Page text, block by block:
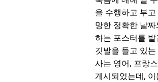
을 수행하고 부
망한 정확한 날
하는 포스터를
깃발을 들고 있
사는 영어, 프랑
게시되었는데,